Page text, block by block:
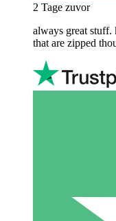
2 Tage zuvor
always great
that are zipped